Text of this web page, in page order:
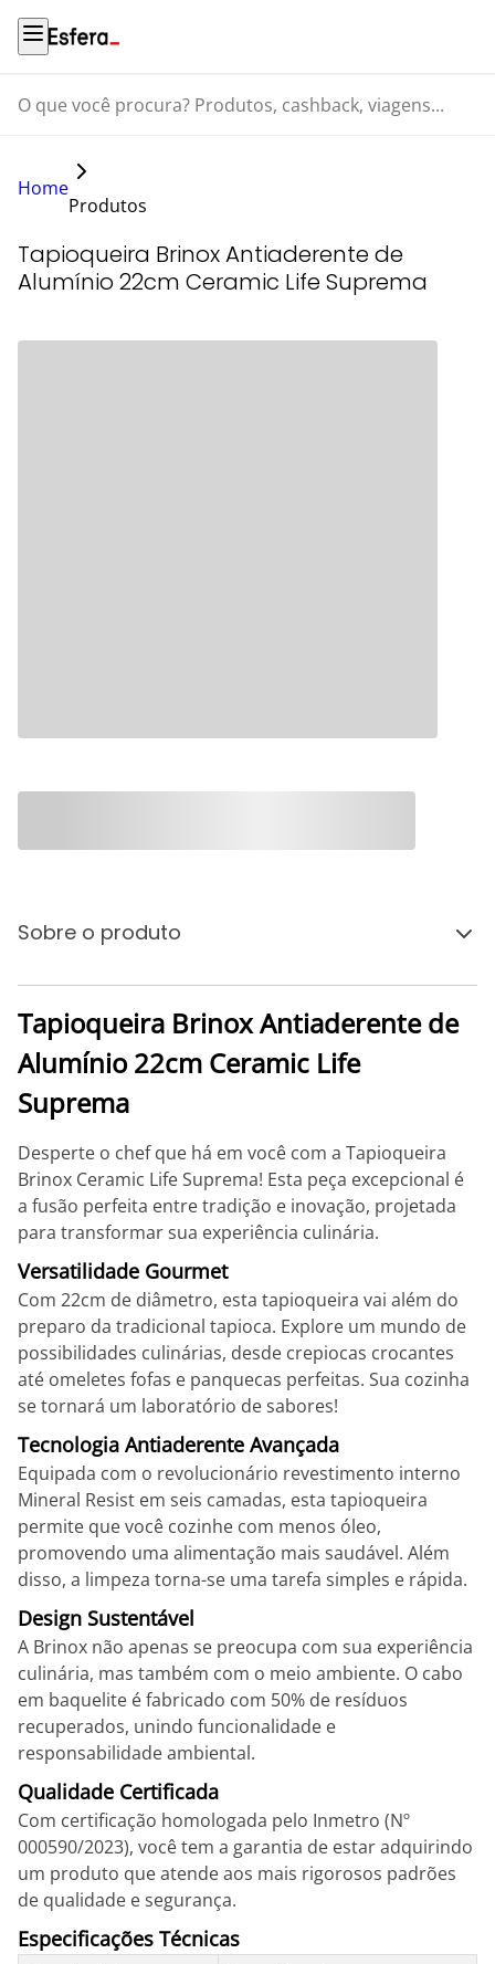
O que você procura? Produtos, cashback, viagens...
Home
Produtos
Tapioqueira Brinox Antiaderente de
Alumínio 22cm Ceramic Life Suprema
Sobre o produto
Tapioqueira Brinox Antiaderente de
Alumínio 22cm Ceramic Life
Suprema
Desperte o chef que há em você com a Tapioqueira
Brinox Ceramic Life Suprema! Esta peça excepcional é
a fusão perfeita entre tradição e inovação, projetada
para transformar sua experiência culinária.
Versatilidade Gourmet
Com 22cm de diâmetro, esta tapioqueira vai além do
preparo da tradicional tapioca. Explore um mundo de
possibilidades culinárias, desde crepiocas crocantes
até omeletes fofas e panquecas perfeitas. Sua cozinha
se tornará um laboratório de sabores!
Tecnologia Antiaderente Avançada
Equipada com o revolucionário revestimento interno
Mineral Resist em seis camadas, esta tapioqueira
permite que você cozinhe com menos óleo,
promovendo uma alimentação mais saudável. Além
disso, a limpeza torna-se uma tarefa simples e rápida.
Design Sustentável
A Brinox não apenas se preocupa com sua experiência
culinária, mas também com o meio ambiente. O cabo
em baquelite é fabricado com 50% de resíduos
recuperados, unindo funcionalidade e
responsabilidade ambiental.
Qualidade Certificada
Com certificação homologada pelo Inmetro (Nº
000590/2023), você tem a garantia de estar adquirindo
um produto que atende aos mais rigorosos padrões
de qualidade e segurança.
Especificações Técnicas